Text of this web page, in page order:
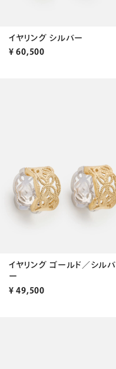
イヤリング シルバー
¥ 60,500
イヤリング ゴールド／シルバ
ー
¥ 49,500